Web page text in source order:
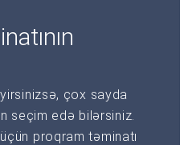
çox sayda
seçim edə bilərsiniz.
proqram təminatı